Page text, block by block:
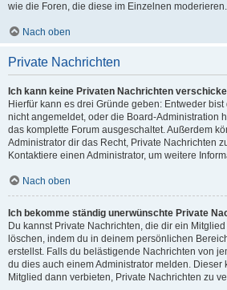
wie die Foren, die diese im Einzelnen moderieren.
Nach oben
Private Nachrichten
Ich kann keine Privaten Nachrichten
Hierfür kann es drei Gründe geben: Entweder
nicht angemeldet, oder die Board-Administration
das komplette Forum ausgeschaltet. Außerdem
Administrator dir das Recht, Private Nachrichten
Kontaktiere einen Administrator, um weitere
Nach oben
Ich bekomme ständig unerwünschte Private
Du kannst Private Nachrichten, die dir ein
löschen, indem du in deinem persönlichen
erstellst. Falls du belästigende Nachrichten von
du dies auch einem Administrator melden. Dieser
Mitglied dann verbieten, Private Nachrichten zu